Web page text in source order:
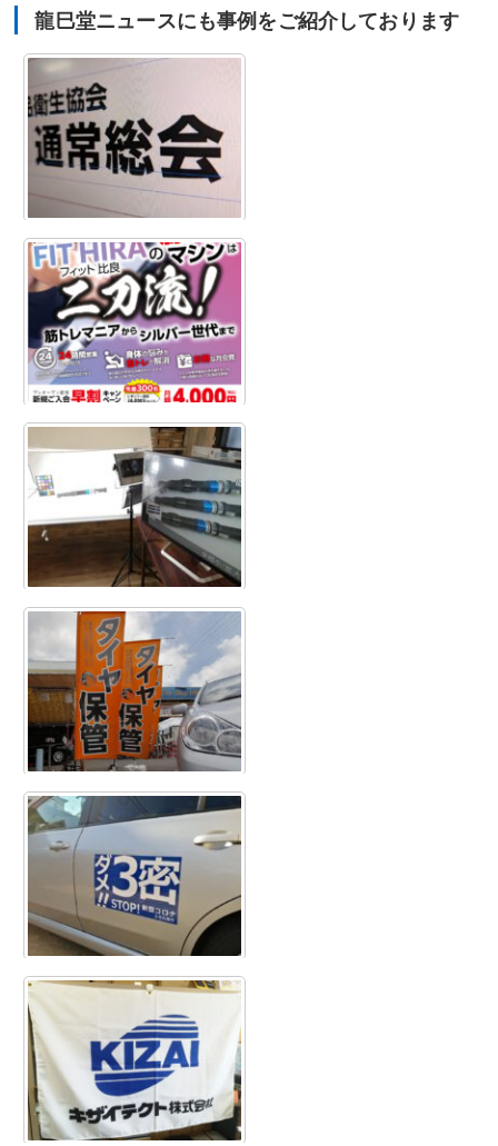
龍巳堂ニュースにも事例をご紹介しております